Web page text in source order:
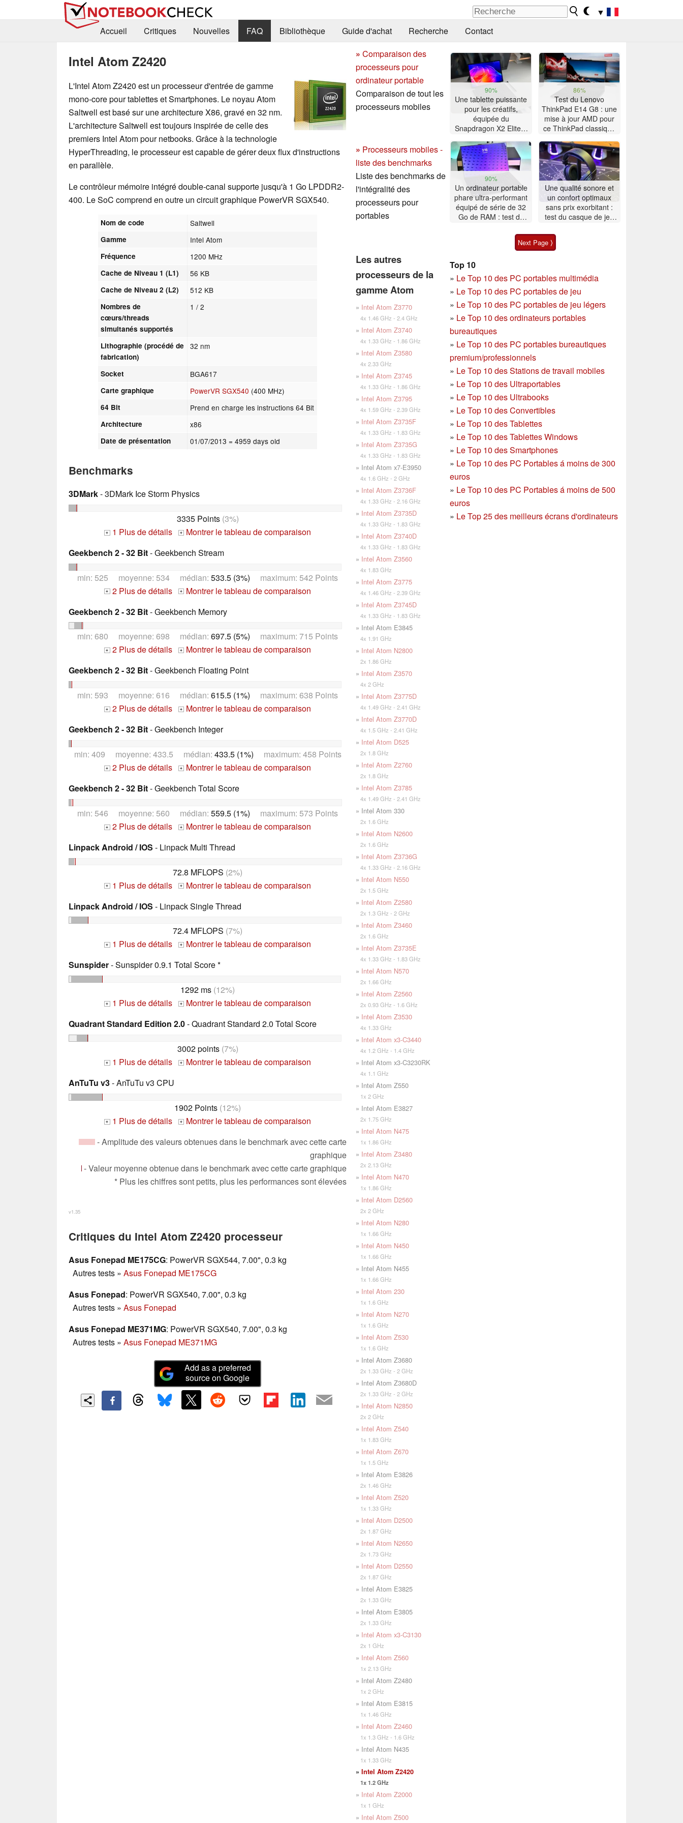
▼
Accueil
Critiques Nouvelles FAQ Bibliothèque Guide d'achat Recherche Contact
Intel Atom Z2420
L'Intel Atom Z2420 est un processeur d'entrée de gamme
mono-core pour tablettes et Smartphones. Le noyau Atom
Saltwell est basé sur une architecture X86, gravé en 32 nm.
L'architecture Saltwell est toujours inspirée de celle des
premiers Intel Atom pour netbooks. Grâce à la technologie
HyperThreading, le processeur est capable de gérer deux flux d'instructions
en parallèle.
Le contrôleur mémoire intégré double-canal supporte jusqu'à 1 Go LPDDR2-
400. Le SoC comprend en outre un circuit graphique PowerVR SGX540.
Nom de code Saltwell
Gamme Intel Atom
Fréquence 1200 MHz
Cache de Niveau 1 (L1) 56 KB
Cache de Niveau 2 (L2) 512 KB
Nombres de
cœurs/threads
simultanés supportés
1 / 2
Lithographie (procédé de
fabrication)
32 nm
Socket BGA617
Carte graphique PowerVR SGX540 (400 MHz)
64 Bit Prend en charge les instructions 64 Bit
Architecture x86
Date de présentation 01/07/2013 = 4959 days old
Benchmarks
3DMark- 3DMark Ice Storm Physics
3335 Points(3%)
+ 1 Plus de détails +
Montrer le tableau de comparaison
Geekbench 2 - 32 Bit- Geekbench Stream
min: 525 moyenne: 534 médian: 533.5 (3%) maximum: 542 Points
+ 2 Plus de détails +
Montrer le tableau de comparaison
Geekbench 2 - 32 Bit- Geekbench Memory
min: 680 moyenne: 698 médian: 697.5 (5%) maximum: 715 Points
+ 2 Plus de détails +
Montrer le tableau de comparaison
Geekbench 2 - 32 Bit- Geekbench Floating Point
min: 593 moyenne: 616 médian: 615.5 (1%) maximum: 638 Points
+ 2 Plus de détails +
Montrer le tableau de comparaison
Geekbench 2 - 32 Bit- Geekbench Integer
min: 409 moyenne: 433.5 médian: 433.5 (1%) maximum: 458 Points
+ 2 Plus de détails +
Montrer le tableau de comparaison
Geekbench 2 - 32 Bit- Geekbench Total Score
min: 546 moyenne: 560 médian: 559.5 (1%) maximum: 573 Points
+ 2 Plus de détails +
Montrer le tableau de comparaison
Linpack Android / IOS - Linpack Multi Thread
72.8 MFLOPS (2%)
+ 1 Plus de détails +
Montrer le tableau de comparaison
Linpack Android / IOS - Linpack Single Thread
72.4 MFLOPS (7%)
+ 1 Plus de détails +
Montrer le tableau de comparaison
Sunspider- Sunspider 0.9.1 Total Score *
1292 ms (12%)
+ 1 Plus de détails +
Montrer le tableau de comparaison
Quadrant Standard Edition 2.0- Quadrant Standard 2.0 Total Score
3002 points(7%)
+ 1 Plus de détails +
Montrer le tableau de comparaison
AnTuTu v3- AnTuTu v3 CPU
1902 Points (12%)
+ 1 Plus de détails +
Montrer le tableau de comparaison
- Amplitude des valeurs obtenues dans le benchmark avec cette carte
graphique
- Valeur moyenne obtenue dans le benchmark avec cette carte graphique
* Plus les chiffres sont petits, plus les performances sont élevées
v1.35
Critiques du Intel Atom Z2420 processeur
Asus Fonepad ME175CG: PowerVR SGX544, 7.00", 0.3 kg
Autres tests » Asus Fonepad ME175CG
Asus Fonepad: PowerVR SGX540, 7.00", 0.3 kg
Autres tests » Asus Fonepad
Asus Fonepad ME371MG: PowerVR SGX540, 7.00", 0.3 kg
Autres tests » Asus Fonepad ME371MG
Add as a preferred
source on Google
» Comparaison des
processeurs pour
ordinateur portable
Comparaison de tout les
processeurs mobiles
» Processeurs mobiles -
liste des benchmarks
Liste des benchmarks de
l'intégralité des
processeurs pour
portables
Les autres
processeurs de la
gamme Atom
» Intel Atom Z3770
4x 1.46 GHz - 2.4 GHz
» Intel Atom Z3740
4x 1.33 GHz - 1.86 GHz
» Intel Atom Z3580
4x 2.33 GHz
» Intel Atom Z3745
4x 1.33 GHz - 1.86 GHz
» Intel Atom Z3795
4x 1.59 GHz - 2.39 GHz
» Intel Atom Z3735F
4x 1.33 GHz - 1.83 GHz
» Intel Atom Z3735G
4x 1.33 GHz - 1.83 GHz
» Intel Atom x7-E3950
4x 1.6 GHz - 2 GHz
» Intel Atom Z3736F
4x 1.33 GHz - 2.16 GHz
» Intel Atom Z3735D
4x 1.33 GHz - 1.83 GHz
» Intel Atom Z3740D
4x 1.33 GHz - 1.83 GHz
» Intel Atom Z3560
4x 1.83 GHz
» Intel Atom Z3775
4x 1.46 GHz - 2.39 GHz
» Intel Atom Z3745D
4x 1.33 GHz - 1.83 GHz
» Intel Atom E3845
4x 1.91 GHz
» Intel Atom N2800
2x 1.86 GHz
» Intel Atom Z3570
4x 2 GHz
» Intel Atom Z3775D
4x 1.49 GHz - 2.41 GHz
» Intel Atom Z3770D
4x 1.5 GHz - 2.41 GHz
» Intel Atom D525
2x 1.8 GHz
» Intel Atom Z2760
2x 1.8 GHz
» Intel Atom Z3785
4x 1.49 GHz - 2.41 GHz
» Intel Atom 330
2x 1.6 GHz
» Intel Atom N2600
2x 1.6 GHz
» Intel Atom Z3736G
4x 1.33 GHz - 2.16 GHz
» Intel Atom N550
2x 1.5 GHz
» Intel Atom Z2580
2x 1.3 GHz - 2 GHz
» Intel Atom Z3460
2x 1.6 GHz
» Intel Atom Z3735E
4x 1.33 GHz - 1.83 GHz
» Intel Atom N570
2x 1.66 GHz
» Intel Atom Z2560
2x 0.93 GHz - 1.6 GHz
» Intel Atom Z3530
4x 1.33 GHz
» Intel Atom x3-C3440
4x 1.2 GHz - 1.4 GHz
» Intel Atom x3-C3230RK
4x 1.1 GHz
» Intel Atom Z550
1x 2 GHz
» Intel Atom E3827
2x 1.75 GHz
» Intel Atom N475
1x 1.86 GHz
» Intel Atom Z3480
2x 2.13 GHz
» Intel Atom N470
1x 1.86 GHz
» Intel Atom D2560
2x 2 GHz
» Intel Atom N280
1x 1.66 GHz
» Intel Atom N450
1x 1.66 GHz
» Intel Atom N455
1x 1.66 GHz
» Intel Atom 230
1x 1.6 GHz
» Intel Atom N270
1x 1.6 GHz
» Intel Atom Z530
1x 1.6 GHz
» Intel Atom Z3680
2x 1.33 GHz - 2 GHz
» Intel Atom Z3680D
2x 1.33 GHz - 2 GHz
» Intel Atom N2850
2x 2 GHz
» Intel Atom Z540
1x 1.83 GHz
» Intel Atom Z670
1x 1.5 GHz
» Intel Atom E3826
2x 1.46 GHz
» Intel Atom Z520
1x 1.33 GHz
» Intel Atom D2500
2x 1.87 GHz
» Intel Atom N2650
2x 1.73 GHz
» Intel Atom D2550
2x 1.87 GHz
» Intel Atom E3825
2x 1.33 GHz
» Intel Atom E3805
2x 1.33 GHz
» Intel Atom x3-C3130
2x 1 GHz
» Intel Atom Z560
1x 2.13 GHz
» Intel Atom Z2480
1x 2 GHz
» Intel Atom E3815
1x 1.46 GHz
» Intel Atom Z2460
1x 1.3 GHz - 1.6 GHz
» Intel Atom N435
1x 1.33 GHz
» Intel Atom Z2420
1x 1.2 GHz
» Intel Atom Z2000
1x 1 GHz
» Intel Atom Z500
90%
Une tablette puissante
pour les créatifs,
équipée du
Snapdragon X2 Elite –
PZ14
86%
Test du Lenovo
ThinkPad E14 G8 : une
mise à jour AMD pour
ce ThinkPad classique
autonomie
90%
Un ordinateur portable
phare ultra-performant
équipé de série de 32
Go de RAM : test du
Une qualité sonore et
un confort optimaux
sans prix exorbitant :
test du casque de jeu
Next Page ⟩
Top 10
» Le Top 10 des PC portables multimédia
» Le Top 10 des PC portables de jeu
» Le Top 10 des PC portables de jeu légers
» Le Top 10 des ordinateurs portables
bureautiques
» Le Top 10 des PC portables bureautiques
premium/professionnels
» Le Top 10 des Stations de travail mobiles
» Le Top 10 des Ultraportables
» Le Top 10 des Ultrabooks
» Le Top 10 des Convertibles
» Le Top 10 des Tablettes
» Le Top 10 des Tablettes Windows
» Le Top 10 des Smartphones
» Le Top 10 des PC Portables á moins de 300
euros
» Le Top 10 des PC Portables á moins de 500
euros
» Le Top 25 des meilleurs écrans d'ordinateurs